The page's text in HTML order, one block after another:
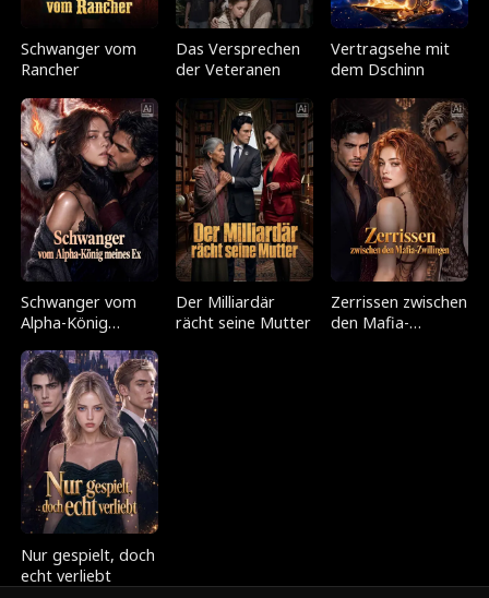
Schwanger vom
Rancher
Das Versprechen
der Veteranen
Vertragsehe mit
dem Dschinn
Schwanger vom
Alpha-König
Der Milliardär
rächt seine Mutter
Zerrissen zwischen
den Mafia-
Nur gespielt, doch
echt verliebt